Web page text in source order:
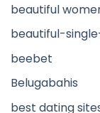
beautiful
beautiful-
beebet
Belugabahis
best dating